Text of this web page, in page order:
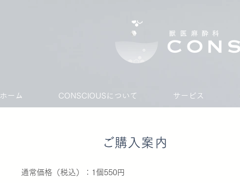
ホーム CONSCIOUSについて サービス
​ご購入案内
通常価格（税込）：1個550円